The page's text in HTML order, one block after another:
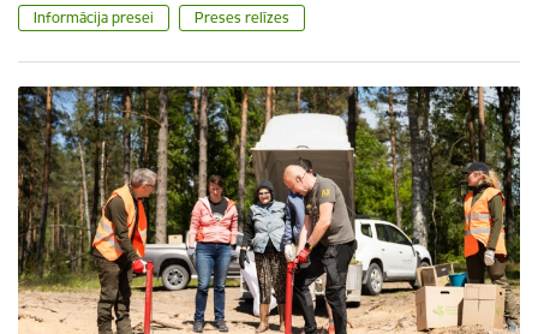
Informācija presei Preses relīzes